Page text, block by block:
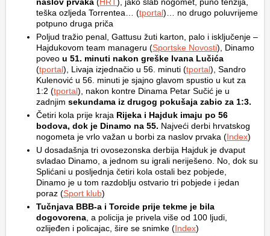
teška ozljeda Torrentea… (tportal)… no drugo poluvrijeme
potpuno druga priča
Poljud tražio penal, Gattusu žuti karton, palo i isključenje –
Hajdukovom team manageru (Sportske Novosti), Dinamo
poveo u 51. minuti nakon greške Ivana Lučića
(tportal), Livaja izjednačio u 56. minuti (tportal), Sandro
Kulenović u 56. minuti je sjajno glavom spustio u kut za
1:2 (tportal), nakon kontre Dinama Petar Sučić je u
zadnjim sekundama iz drugog pokušaja zabio za 1:3.
Četiri kola prije kraja Rijeka i Hajduk imaju po 56
bodova, dok je Dinamo na 55. Najveći derbi hrvatskog
nogometa je vrlo važan u borbi za naslov prvaka (Index)
U dosadašnja tri ovosezonska derbija Hajduk je dvaput
svladao Dinamo, a jednom su igrali neriješeno. No, dok su
Splićani u posljednja četiri kola ostali bez pobjede,
Dinamo je u tom razdoblju ostvario tri pobjede i jedan
poraz (Sport klub)
Tučnjava BBB-a i Torcide prije tekme je bila
dogovorena , a policija je privela više od 100 ljudi,
ozlijeđen i policajac, šire se snimke (Index)